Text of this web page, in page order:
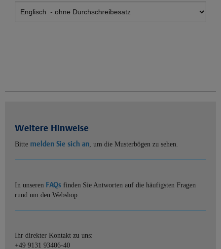
Weitere Hinweise
Bitte melden Sie sich an, um die Musterbögen zu sehen.
In unseren FAQs finden Sie Antworten auf die häufigsten Fragen
rund um den Webshop.
Ihr direkter Kontakt zu uns:
+49 9131 93406-40